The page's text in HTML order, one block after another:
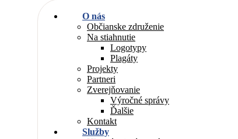
O nás
Občianske združenie
Na stiahnutie
Logotypy
Plagáty
Projekty
Partneri
Zverejňovanie
Výročné správy
Ďalšie
Kontakt
Služby